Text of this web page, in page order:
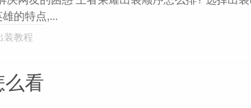
的特点,...
装教程
看